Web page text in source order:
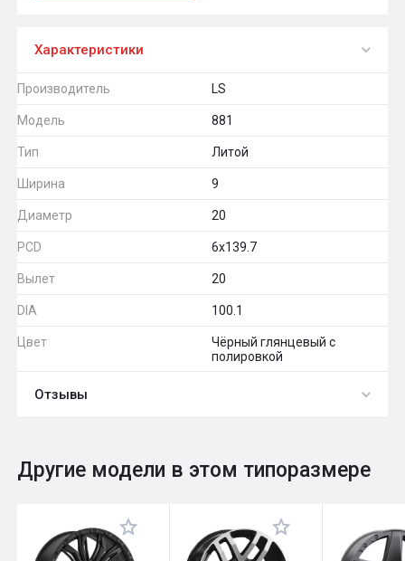
Характеристики
Производитель LS
Модель 881
Тип Литой
Ширина 9
Диаметр 20
PCD 6x139.7
Вылет 20
DIA 100.1
Цвет
Чёрный глянцевый с
полировкой
Отзывы
Оставить отзыв
Общий рейтинг 0
Другие модели в этом типоразмере